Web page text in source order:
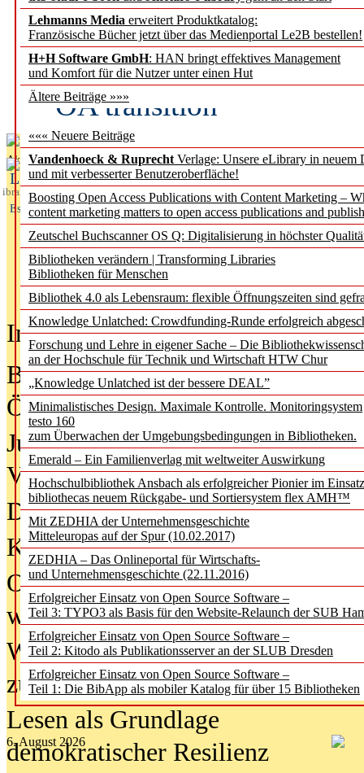
Lehmanns Media erweitert Produktkatalog:
Französische Bücher jetzt über das Medienportal Le2B bestellen!
H+H Software GmbH: HAN bringt effektives Management
und Komfort für die Nutzer unter einen Hut
Ältere Beiträge »»»
««« Neuere Beiträge
Vandenhoeck & Ruprecht Verlage: Unsere eLibrary in neuem
und mit verbesserter Benutzeroberfläche!
Boosting Open Access Publications with Content Marketing –
content marketing matters to open access publications and
Zeutschel Buchscanner OS Q: Digitalisierung in höchster
Bibliotheken verändern | Transforming Libraries
Bibliotheken für Menschen
Bibliothek 4.0 als Lebensraum: flexible Öffnungszeiten sind
Knowledge Unlatched: Crowdfunding-Runde erfolgreich
Forschung und Lehre in eigener Sache – Die
an der Hochschule für Technik und Wirtschaft HTW Chur
„Knowledge Unlatched ist der bessere DEAL”
Minimalistisches Design. Maximale Kontrolle. Monitoringsystem
testo 160
zum Überwachen der Umgebungsbedingungen in Bibliotheken.
Emerald – Ein Familienverlag mit weltweiter Auswirkung
Hochschulbibliothek Ansbach als erfolgreicher Pionier im
bibliothecas neuem Rückgabe- und Sortiersystem flex AMH™
Mit ZEDHIA der Unternehmensgeschichte
Mitteleuropas auf der Spur (10.02.2017)
ZEDHIA – Das Onlineportal für Wirtschafts-
und Unternehmensgeschichte (22.11.2016)
Erfolgreicher Einsatz von Open Source Software –
Teil 3: TYPO3 als Basis für den Website-Relaunch der SUB
Erfolgreicher Einsatz von Open Source Software –
Teil 2: Kitodo als Publikationsserver an der SLUB Dresden
Erfolgreicher Einsatz von Open Source Software –
Teil 1: Die BibApp als mobiler Katalog für über 15 Bibliotheken
6. August 2026
Fifth Open Access
transformative
OA transition
Aktuelles aus
L
ibrary
Essentials
In der Ausgabe05/2026(Juni/Juli
Bürgerforum fordert mehr
Öffentlichkeit
Jugendliche wollen besseren
Verbote
Digitale Langzeit­archi­vierung
KI-Chatbots werden Teil der
Offene Infrastrukturen für
wissenschaftliche
Warum die Debatte über KI-Texte
zu kurz greift
Lesen als Grundlage
demokratischer Resilienz